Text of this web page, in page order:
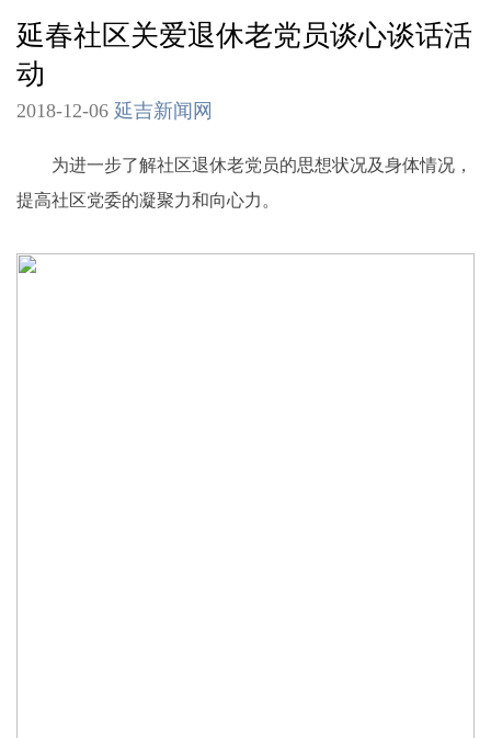
延春社区关爱退休老党员谈心谈话活
动
2018-12-06 延吉新闻网
为进一步了解社区退休老党员的思想状况及身体情况，
提高社区党委的凝聚力和向心力。